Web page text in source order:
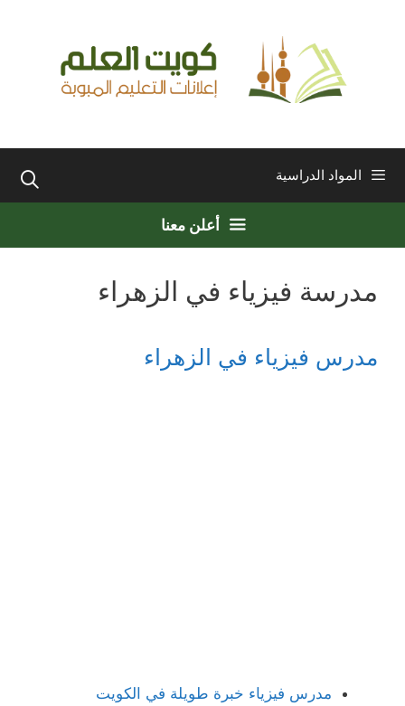
المواد الدراسية
أعلن معنا
مدرسة فيزياء في الزهراء
مدرس فيزياء في الزهراء
مدرس فيزياء خبرة طويلة في الكويت